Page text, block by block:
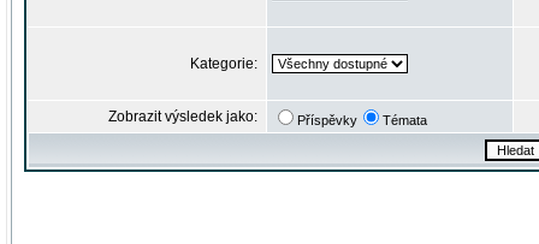
Kategorie:
Zobrazit výsledek jako: Příspěvky Témata